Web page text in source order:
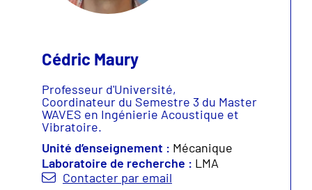
Cédric Maury
Professeur d'Université,
Coordinateur du Semestre 3 du Master
WAVES en Ingénierie Acoustique et
Vibratoire.
Unité d’enseignement : Mécanique
Laboratoire de recherche : LMA
Contacter par email